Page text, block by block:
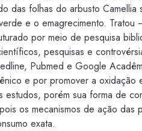
das folhas do arbusto Camellia
e o emagrecimento. Tratou
por meio de pesquisa
pesquisas e
Pubmed e Google
e por promover a oxidação
porém sua forma de
os mecanismos de ação das
exata.